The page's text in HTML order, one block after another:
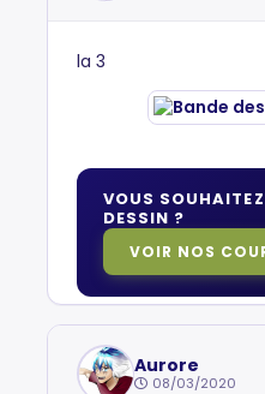
la 3
VOUS
DESSIN ?
VOIR NOS
Aurore
08/03/2020